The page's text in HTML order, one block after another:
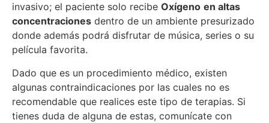
invasivo; el paciente solo recibe Oxígeno en altas
concentraciones dentro de un ambiente presurizado
donde además podrá disfrutar de música, series o su
película favorita.
Dado que es un procedimiento médico, existen
algunas contraindicaciones por las cuales no es
recomendable que realices este tipo de terapias. Si
tienes duda de alguna de estas, comunícate con